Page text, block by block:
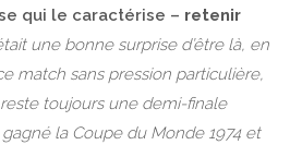
qui le caractérise – retenir
une bonne surprise d’être là, en
match sans pression particulière,
toujours une demi-finale
la Coupe du Monde 1974 et